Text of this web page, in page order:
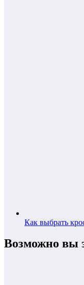
Как выбрать
Возможно вы